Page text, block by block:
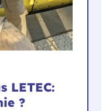
LETEC:
?